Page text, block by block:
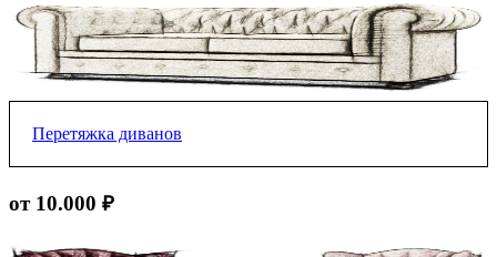
Перетяжка диванов
Прямой без подлокотникой
от 10.000 ₽
от 10.000 ₽